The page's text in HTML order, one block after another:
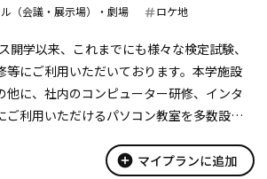
（会議・展示場）・劇場 ロケ地
開学以来、これまでにも様々な検定試験、
等にご利用いただいております。本学施設
他に、社内のコンピューター研修、インタ
ご利用いただけるパソコン教室を多数設置
add_circle マイプランに追加